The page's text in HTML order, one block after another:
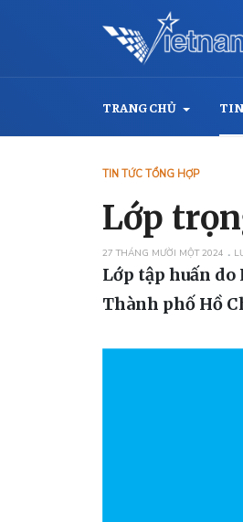
TRANG CHỦ
TIN TỨC TỔNG HỢP
Lớp
27 THÁNG MƯỜI MỘT 2024
Lớp tập huấn
Thành phố Hồ